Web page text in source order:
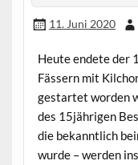
11. Juni 2020
Heute endete der
Fässern mit
gestartet worden
des 15jährigen
die bekanntlich
wurde – werden